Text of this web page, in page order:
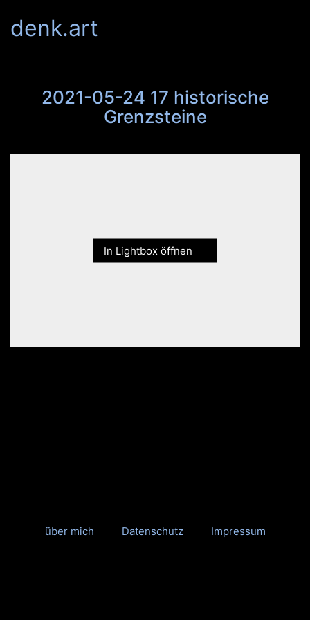
denk.art
2021-05-24 17 historische
Grenzsteine
In Lightbox öffnen
über mich Datenschutz Impressum